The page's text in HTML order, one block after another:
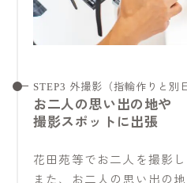
STEP3 外撮影（指輪作りと別
お二人の思い出の地や
撮影スポットに出張
花田苑等でお二人を撮影し
また、お二人の思い出の